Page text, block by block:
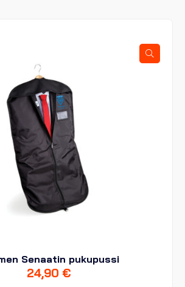
Senaatin pukupussi
24,90 €